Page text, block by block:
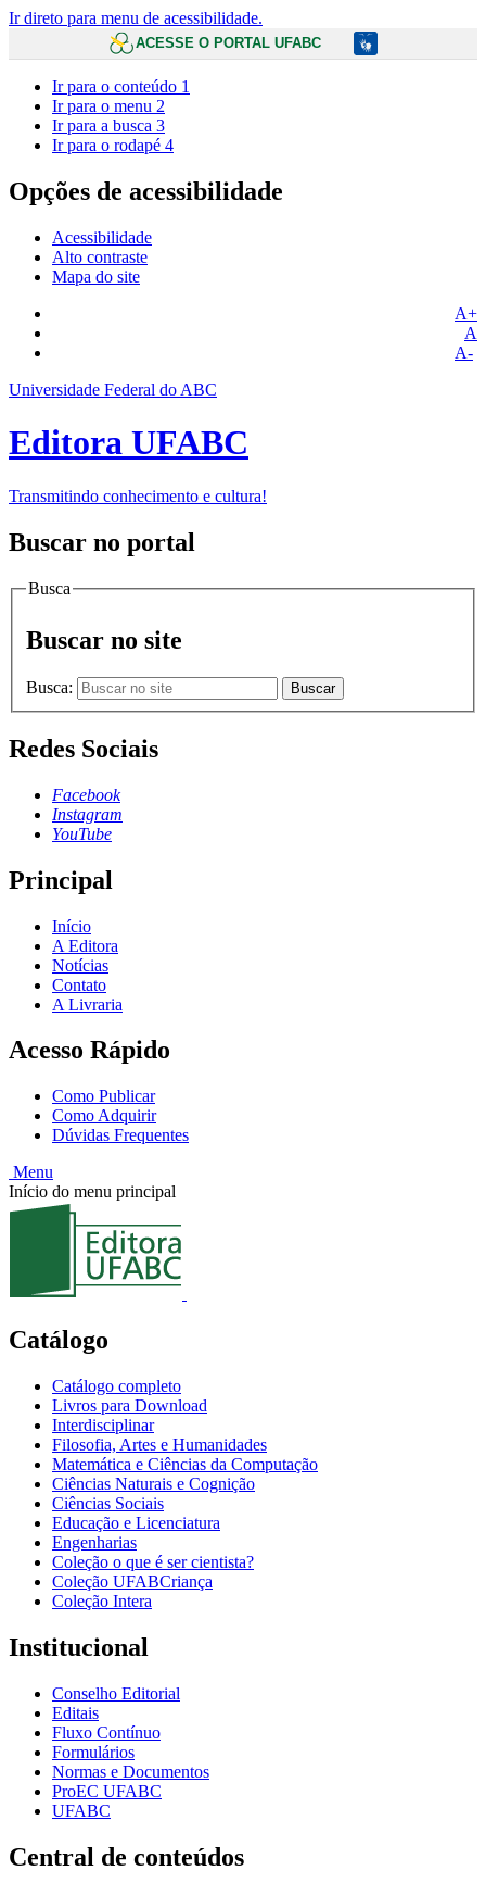
Ir direto para menu de acessibilidade.
ACESSE O PORTAL UFABC
Ir para o conteúdo 1
Ir para o menu 2
Ir para a busca 3
Ir para o rodapé 4
Opções de acessibilidade
Acessibilidade
Alto contraste
Mapa do site
A+
A
A-
Universidade Federal do ABC
Editora UFABC
Transmitindo conhecimento e cultura!
Buscar no portal
Busca
Buscar no site
Busca: Buscar
Redes Sociais
Facebook
Instagram
YouTube
Principal
Início
A Editora
Notícias
Contato
A Livraria
Acesso Rápido
Como Publicar
Como Adquirir
Dúvidas Frequentes
Menu
Início do menu principal
Catálogo
Catálogo completo
Livros para Download
Interdisciplinar
Filosofia, Artes e Humanidades
Matemática e Ciências da Computação
Ciências Naturais e Cognição
Ciências Sociais
Educação e Licenciatura
Engenharias
Coleção o que é ser cientista?
Coleção UFABCriança
Coleção Intera
Institucional
Conselho Editorial
Editais
Fluxo Contínuo
Formulários
Normas e Documentos
ProEC UFABC
UFABC
Central de conteúdos